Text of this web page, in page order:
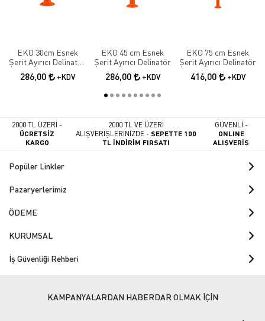
EKO 30cm Esnek
Şerit Ayırıcı Delinatör
Esnek Şerit Ayırıcı
286,00 +KDV
EKO 45 cm Esnek
Şerit Ayırıcı Delinatör
286,00 +KDV
EKO 75 cm Esnek
Şerit Ayırıcı Delinatör
416,00 +KDV
2000 TL ÜZERİ -
ÜCRETSİZ
KARGO
2000 TL VE ÜZERİ
ALIŞVERİŞLERİNİZDE -SEPETTE 100
TL İNDİRİM FIRSATI
GÜVENLİ -
ONLINE
ALIŞVERİŞ
Popüler Linkler
Pazaryerlerimiz
ÖDEME
KURUMSAL
İş Güvenliği Rehberi
KAMPANYALARDAN HABERDAR OLMAK İÇİN